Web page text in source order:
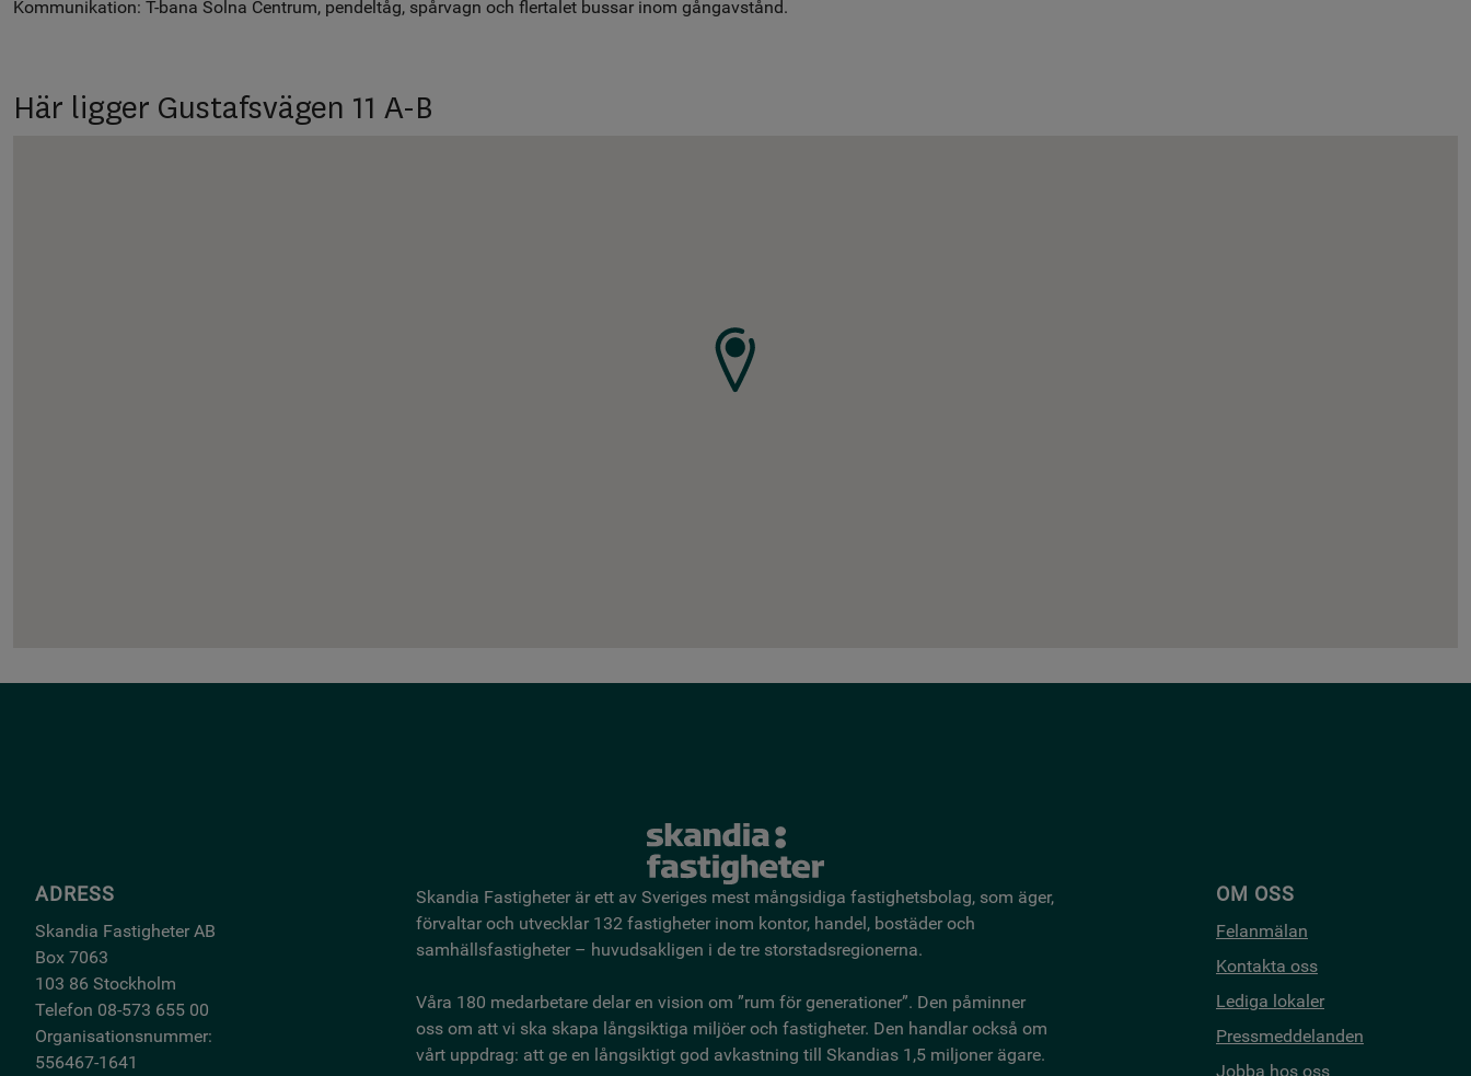
Kommunikation: T-bana Solna Centrum, pendeltåg, spårvagn och flertalet bussar inom gångavstånd.
Här ligger Gustafsvägen 11 A-B
ADRESS
Skandia Fastigheter AB
Box 7063
103 86 Stockholm
Telefon 08-573 655 00
Organisationsnummer:
556467-1641
Skandia Fastigheter är ett av Sveriges mest mångsidiga fastighetsbo­lag, som äger,
förvaltar och utvecklar 132 fastigheter inom kontor, handel, bostäder och
samhällsfastigheter – huvudsakligen i de tre storstadsregionerna.
Våra 180 medarbetare delar en vision om ”rum för generationer”. Den påminner
oss om att vi ska skapa långsiktiga miljöer och fastigheter. Den handlar också om
vårt uppdrag: att ge en långsiktigt god avkastning till Skandias 1,5 miljoner ägare.
OM OSS
Felanmälan
Kontakta oss
Lediga lokaler
Pressmeddelanden
Jobba hos oss